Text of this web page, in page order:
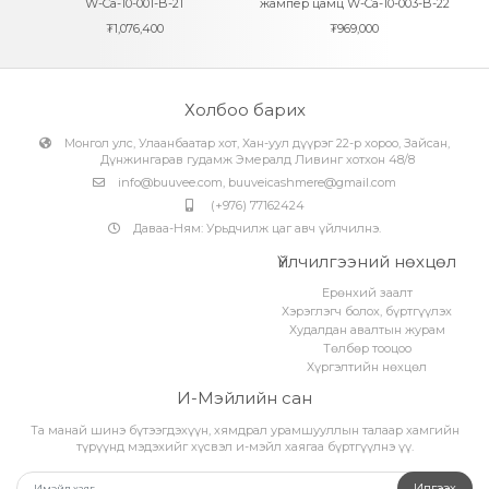
W-Ca-10-001-B-21
1,076,400
₮
жампер цамц W-Ca-10-003-B-22
969,000
₮
Холбоо барих
Монгол улс, Улаанбаатар хот, Хан-уул дүүрэг 22-р хороо, Зайсан,
Дүнжингарав гудамж Эмералд Ливинг хотхон 48/8
info@buuvee.com, buuveicashmere@gmail.com
(+976) 77162424
Даваа-Ням: Урьдчилж цаг авч үйлчилнэ.
Үйлчилгээний нөхцөл
Ерөнхий заалт
Хэрэглэгч болох, бүртгүүлэх
Худалдан авалтын журам
Төлбөр тооцоо
Хүргэлтийн нөхцөл
И-Мэйлийн сан
Та манай шинэ бүтээгдэхүүн, хямдрал урамшууллын талаар хамгийн
түрүүнд мэдэхийг хүсвэл и-мэйл хаягаа бүртгүүлнэ үү.